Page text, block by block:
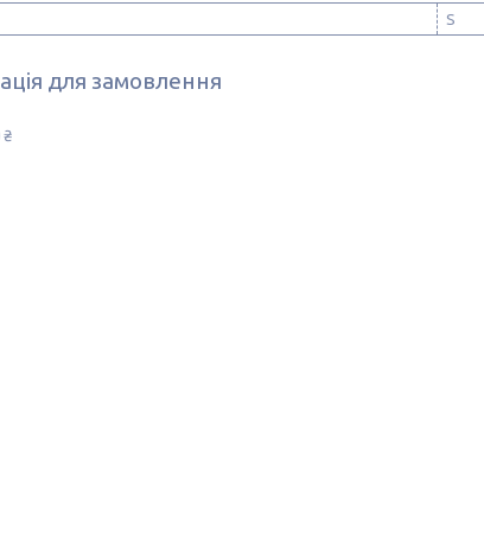
S
для замовлення
₴